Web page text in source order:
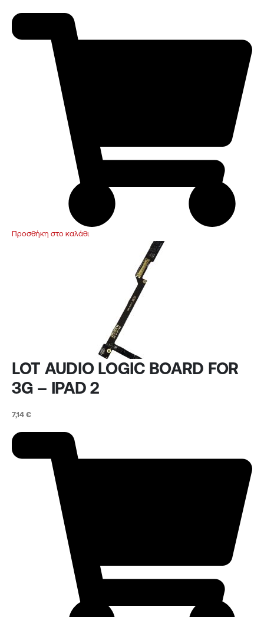
Προσθήκη στο καλάθι
LOT AUDIO LOGIC BOARD FOR
3G – IPAD 2
7,14 €